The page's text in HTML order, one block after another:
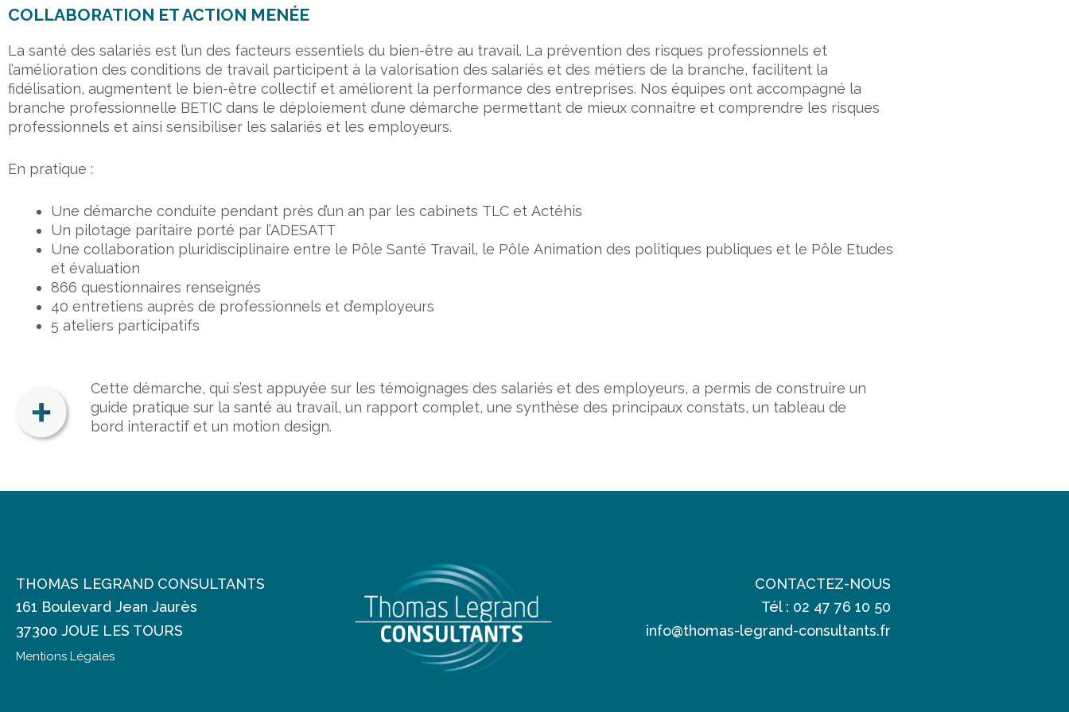
COLLABORATION ET ACTION MENÉE
La santé des salariés est l’un des facteurs essentiels du bien-être au travail. La prévention des risques professionnels et
l’amélioration des conditions de travail participent à la valorisation des salariés et des métiers de la branche, facilitent la
fidélisation, augmentent le bien-être collectif et améliorent la performance des entreprises. Nos équipes ont accompagné la
branche professionnelle BETIC dans le déploiement d’une démarche permettant de mieux connaitre et comprendre les risques
professionnels et ainsi sensibiliser les salariés et les employeurs.
En pratique :
Une démarche conduite pendant près d’un an par les cabinets TLC et Actéhis
Un pilotage paritaire porté par l’ADESATT
Une collaboration pluridisciplinaire entre le Pôle Santé Travail, le Pôle Animation des politiques publiques et le Pôle Etudes
et évaluation
866 questionnaires renseignés
40 entretiens auprès de professionnels et d’employeurs
5 ateliers participatifs
Cette démarche, qui s’est appuyée sur les témoignages des salariés et des employeurs, a permis de construire un
guide pratique sur la santé au travail, un rapport complet, une synthèse des principaux constats, un tableau de
bord interactif et un motion design.
THOMAS LEGRAND CONSULTANTS
161 Boulevard Jean Jaurès
37300 JOUE LES TOURS
CONTACTEZ-NOUS
Tél : 02 47 76 10 50
info@thomas-legrand-consultants.fr
Mentions Légales